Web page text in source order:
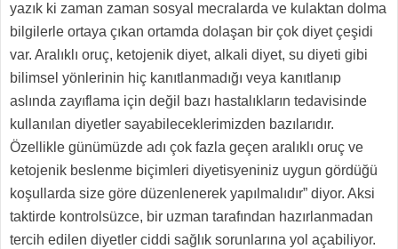
yazık ki zaman zaman sosyal mecralarda ve kulaktan dolma
bilgilerle ortaya çıkan ortamda dolaşan bir çok diyet çeşidi
var. Aralıklı oruç, ketojenik diyet, alkali diyet, su diyeti gibi
bilimsel yönlerinin hiç kanıtlanmadığı veya kanıtlanıp
aslında zayıflama için değil bazı hastalıkların tedavisinde
kullanılan diyetler sayabileceklerimizden bazılarıdır.
Özellikle günümüzde adı çok fazla geçen aralıklı oruç ve
ketojenik beslenme biçimleri diyetisyeniniz uygun gördüğü
koşullarda size göre düzenlenerek yapılmalıdır” diyor. Aksi
taktirde kontrolsüzce, bir uzman tarafından hazırlanmadan
tercih edilen diyetler ciddi sağlık sorunlarına yol açabiliyor.